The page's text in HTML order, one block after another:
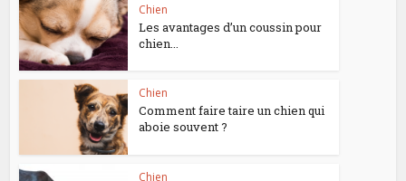
Chien
Les avantages d’un coussin pour
chien...
Chien
Comment faire taire un chien qui
aboie souvent ?
Chien